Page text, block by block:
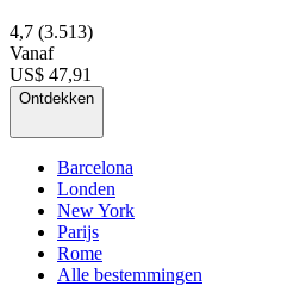
4,7 (3.513)
Vanaf
US$ 47,91
Ontdekken
Barcelona
Londen
New York
Parijs
Rome
Alle bestemmingen